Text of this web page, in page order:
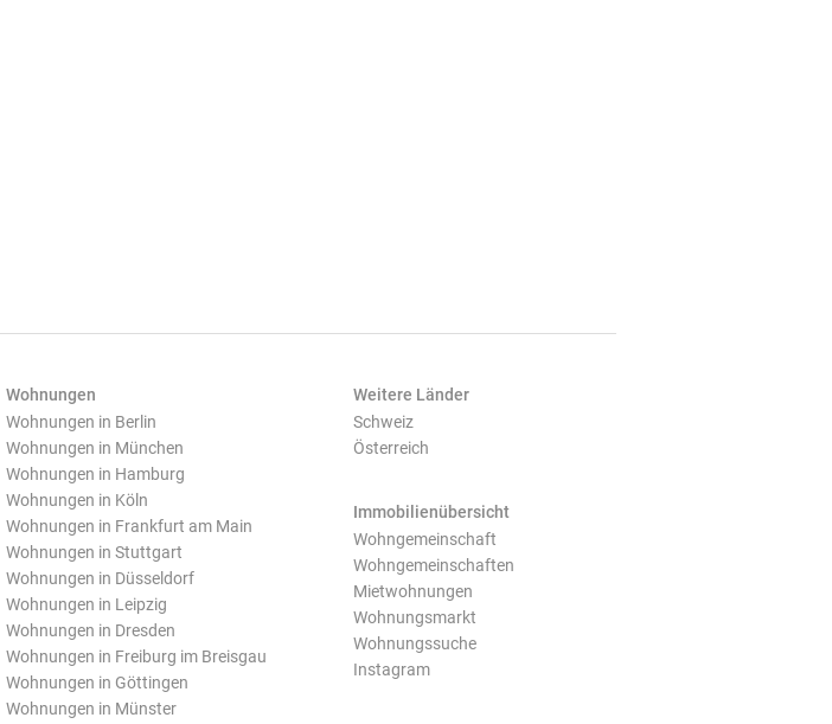
Wohnungen
Wohnungen in Berlin
Wohnungen in München
Wohnungen in Hamburg
Wohnungen in Köln
Wohnungen in Frankfurt am Main
Wohnungen in Stuttgart
Wohnungen in Düsseldorf
Wohnungen in Leipzig
Wohnungen in Dresden
Wohnungen in Freiburg im Breisgau
Wohnungen in Göttingen
Wohnungen in Münster
Weitere Länder
Schweiz
Österreich
Immobilienübersicht
Wohngemeinschaft
Wohngemeinschaften
Mietwohnungen
Wohnungsmarkt
Wohnungssuche
Instagram